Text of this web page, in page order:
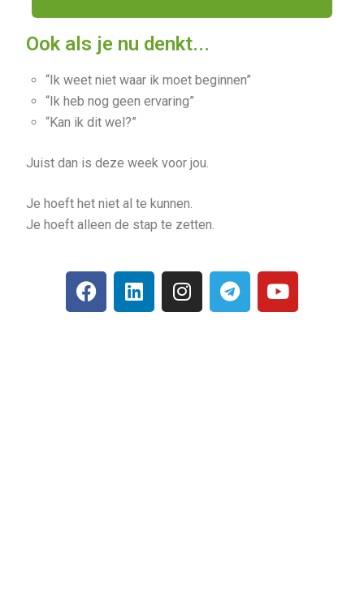
Ook als je nu denkt...
“Ik weet niet waar ik moet beginnen”
“Ik heb nog geen ervaring”
“Kan ik dit wel?”
Juist dan is deze week voor jou.
Je hoeft het niet al te kunnen.
Je hoeft alleen de stap te zetten.